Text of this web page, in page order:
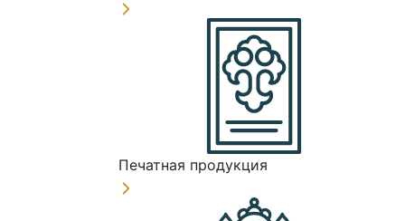
Печатная продукция